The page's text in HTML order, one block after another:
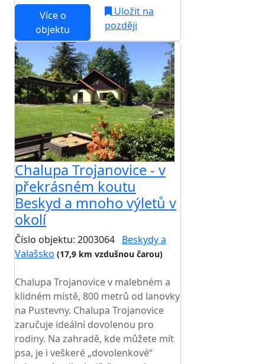
Více o
objektu
Uložit na
později
Chalupa Trojanovice - v
překrásném koutu
Beskyd a mnoho výletů v
okolí
Číslo objektu: 2003064 Beskydy a
Valašsko (17,9 km vzdušnou čarou)
Chalupa Trojanovice v malebném a
klidném místě, 800 metrů od lanovky
na Pustevny. Chalupa Trojanovice
zaručuje ideální dovolenou pro
rodiny. Na zahradě, kde můžete mít
psa, je i veškeré „dovolenkové“